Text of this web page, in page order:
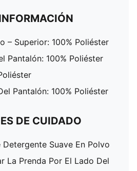
– Superior: 100% Poliéster
Pantalón: 100% Poliéster
Pantalón: 100% Poliéster
DE CUIDADO
Detergente Suave En Polvo
La Prenda Por El Lado Del